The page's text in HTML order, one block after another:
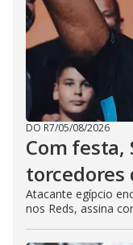
DO R7/05/08/2026
Com festa,
torcedores
Atacante egípcio
nos Reds, assina